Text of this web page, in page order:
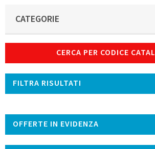
CATEGORIE
CERCA PER CODICE
FILTRA RISULTATI
OFFERTE IN EVIDENZA